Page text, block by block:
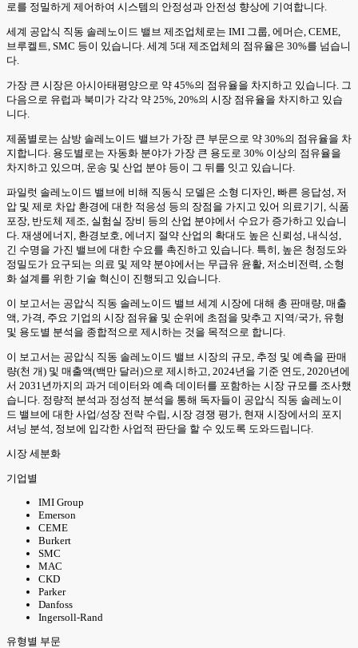
로를 정밀하게 제어하여 시스템의 안정성과 안전성 향상에 기여합니다.
세계 공압식 직동 솔레노이드 밸브 제조업체로는 IMI 그룹, 에머슨, CEME,
브루켈트, SMC 등이 있습니다. 세계 5대 제조업체의 점유율은 30%를 넘습니
다.
가장 큰 시장은 아시아태평양으로 약 45%의 점유율을 차지하고 있습니다. 그
다음으로 유럽과 북미가 각각 약 25%, 20%의 시장 점유율을 차지하고 있습
니다.
제품별로는 삼방 솔레노이드 밸브가 가장 큰 부문으로 약 30%의 점유율을 차
지합니다. 용도별로는 자동화 분야가 가장 큰 용도로 30% 이상의 점유율을
차지하고 있으며, 운송 및 산업 분야 등이 그 뒤를 잇고 있습니다.
파일럿 솔레노이드 밸브에 비해 직동식 모델은 소형 디자인, 빠른 응답성, 저
압 및 제로 차압 환경에 대한 적응성 등의 장점을 가지고 있어 의료기기, 식품
포장, 반도체 제조, 실험실 장비 등의 산업 분야에서 수요가 증가하고 있습니
다. 재생에너지, 환경보호, 에너지 절약 산업의 확대도 높은 신뢰성, 내식성,
긴 수명을 가진 밸브에 대한 수요를 촉진하고 있습니다. 특히, 높은 청정도와
정밀도가 요구되는 의료 및 제약 분야에서는 무급유 윤활, 저소비전력, 소형
화 설계를 위한 기술 혁신이 진행되고 있습니다.
이 보고서는 공압식 직동 솔레노이드 밸브 세계 시장에 대해 총 판매량, 매출
액, 가격, 주요 기업의 시장 점유율 및 순위에 초점을 맞추고 지역/국가, 유형
및 용도별 분석을 종합적으로 제시하는 것을 목적으로 합니다.
이 보고서는 공압식 직동 솔레노이드 밸브 시장의 규모, 추정 및 예측을 판매
량(천 개) 및 매출액(백만 달러)으로 제시하고, 2024년을 기준 연도, 2020년에
서 2031년까지의 과거 데이터와 예측 데이터를 포함하는 시장 규모를 조사했
습니다. 정량적 분석과 정성적 분석을 통해 독자들이 공압식 직동 솔레노이
드 밸브에 대한 사업/성장 전략 수립, 시장 경쟁 평가, 현재 시장에서의 포지
셔닝 분석, 정보에 입각한 사업적 판단을 할 수 있도록 도와드립니다.
시장 세분화
기업별
IMI Group
Emerson
CEME
Burkert
SMC
MAC
CKD
Parker
Danfoss
Ingersoll-Rand
유형별 부문